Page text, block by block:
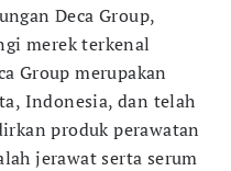
Deca Group,
merek terkenal
Group merupakan
Indonesia, dan telah
produk perawatan
jerawat serta serum